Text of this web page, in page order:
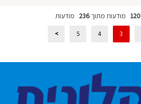
מודעות מתוך236 מודעות
3
4
5
>